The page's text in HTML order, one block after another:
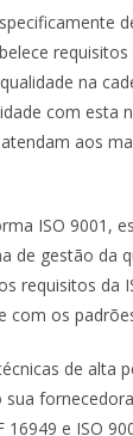
na
com esta
aos
ISO 9001,
de gestão da
requisitos da
com os
de alta
e ISO